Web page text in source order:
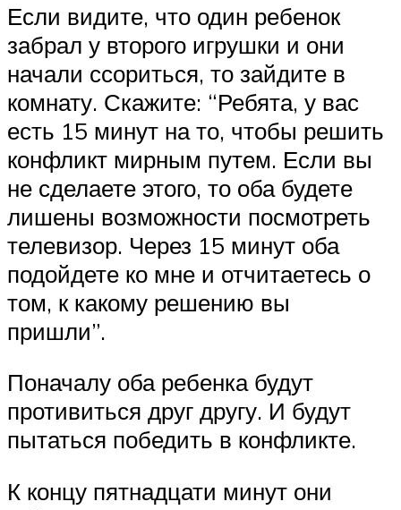
Если видите, что один ребенок
забрал у второго игрушки и они
начали ссориться, то зайдите в
комнату. Скажите: “Ребята, у вас
есть 15 минут на то, чтобы решить
конфликт мирным путем. Если вы
не сделаете этого, то оба будете
лишены возможности посмотреть
телевизор. Через 15 минут оба
подойдете ко мне и отчитаетесь о
том, к какому решению вы
пришли”.
Поначалу оба ребенка будут
противиться друг другу. И будут
пытаться победить в конфликте.
К концу пятнадцати минут они